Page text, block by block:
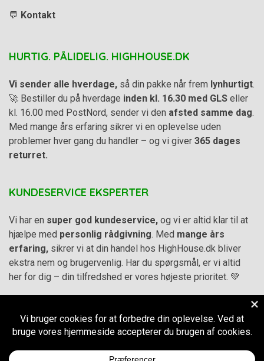
💬 Kontakt
HURTIG. PÅLIDELIG. HIGHHOUSE.DK
Vi sender alle hverdage, så din pakke når frem lynhurtigt
🚀 Bestiller du på hverdage inden kl. 16.30 med GLS eller
kl. 16.00 med PostNord, sender vi den afsted samme dag
Med mange års erfaring sikrer vi en oplevelse uden
problemer hver gang du handler – og vi giver 365 dages
returret.
KUNDESERVICE EKSPERTER
Vi har en super god kundeservice, og vi er altid klar til at
hjælpe med personlig rådgivning . Med mange års
erfaring, sikrer vi at din handel hos HighHouse.dk bliver
ekstra nem og brugervenlig. Har du spørgsmål, er vi altid
her for dig – din tilfredshed er vores højeste prioritet. 💚
Handelsbetingelser– Cookie- og privatlivspolitik